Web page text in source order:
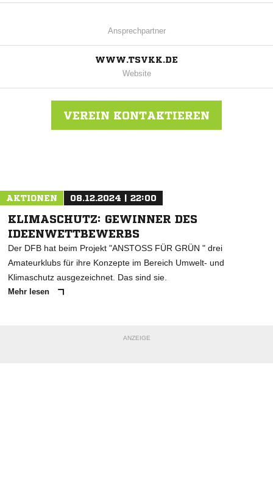
Ansprechpartner
WWW.TSVKK.DE
Website
VEREIN KONTAKTIEREN
AKTIONEN 08.12.2024 | 22:00
KLIMASCHUTZ: GEWINNER DES
IDEENWETTBEWERBS
Der DFB hat beim Projekt "ANSTOSS FÜR GRÜN " drei
Amateurklubs für ihre Konzepte im Bereich Umwelt- und
Klimaschutz ausgezeichnet. Das sind sie.
Mehr lesen
ANZEIGE